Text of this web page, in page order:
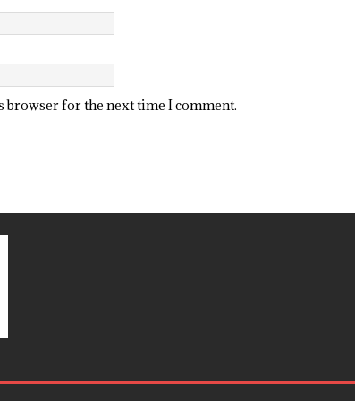
browser for the next time I comment.